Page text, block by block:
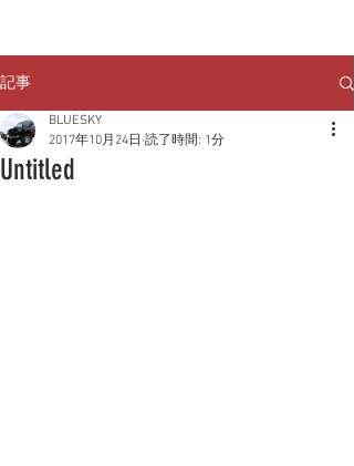
記事
Untitled
BLUESKY
2017年10月24日 読了時間: 1分